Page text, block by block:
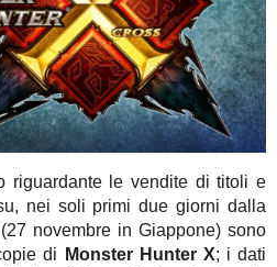
riguardante le vendite di titoli e
nei soli primi due giorni dalla
novembre in Giappone) sono
di
Monster Hunter X; i dati